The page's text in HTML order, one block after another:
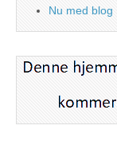
Nu med blog